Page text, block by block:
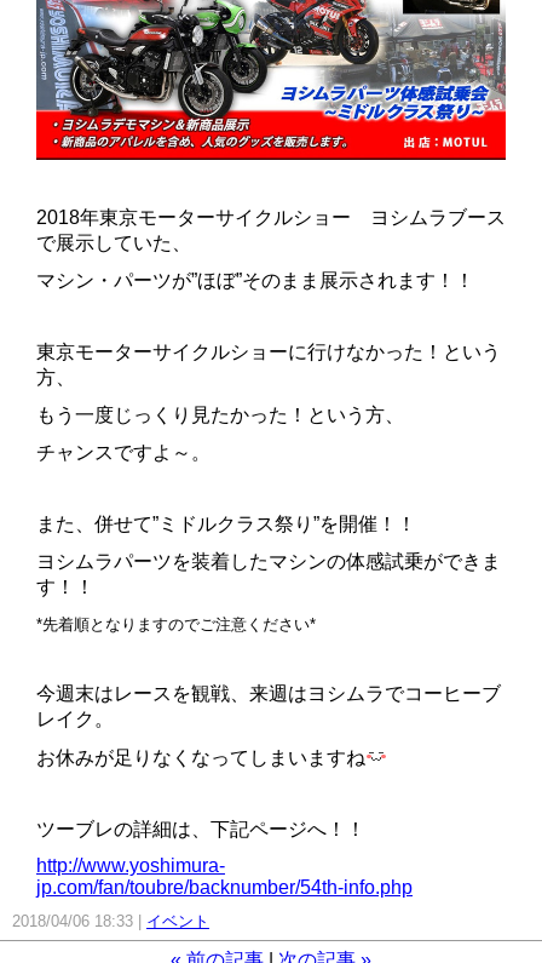
2018年東京モーターサイクルショー ヨシムラブース
で展示していた、
マシン・パーツが”ほぼ”そのまま展示されます！！
東京モーターサイクルショーに行けなかった！という
方、
もう一度じっくり見たかった！という方、
チャンスですよ～。
また、併せて”ミドルクラス祭り”を開催！！
ヨシムラパーツを装着したマシンの体感試乗ができま
す！！
*先着順となりますのでご注意ください*
今週末はレースを観戦、来週はヨシムラでコーヒーブ
レイク。
お休みが足りなくなってしまいますね
ツーブレの詳細は、下記ページへ！！
http://www.yoshimura-
jp.com/fan/toubre/backnumber/54th-info.php
2018/04/06 18:33 イベント